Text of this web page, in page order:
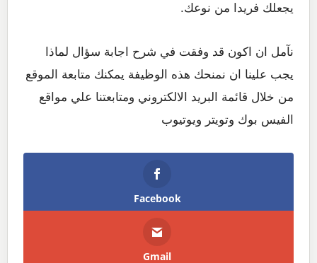
يجعلك فريدا من نوعك.
نآمل ان اكون قد وفقت في شرح اجابة سؤال لماذا
يجب علينا ان نمنحك هذه الوظيفة يمكنك متابعة الموقع
من خلال قائمة البريد الالكتروني ومتابعتنا علي مواقع
الفيس بوك وتويتر ويوتيوب
Facebook
Gmail